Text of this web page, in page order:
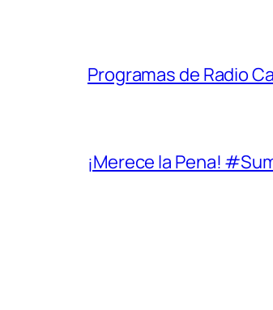
Programas de Radio
¡Merece la Pena!